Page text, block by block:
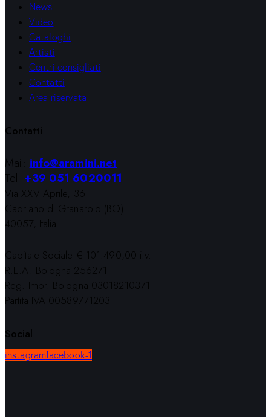
News
Video
Cataloghi
Artisti
Centri consigliati
Contatti
Area riservata
Contatti
Mail:info@aramini.net
Tel:+39 051 6020011
Via XXV Aprile, 36
Cadriano di Granarolo (BO)
40057, Italia
Capitale Sociale € 101.490,00 i.v.
R.E.A. Bologna 256271
Reg. Impr. Bologna 03018210371
Partita IVA 00589771203
Social
instagramfacebook-1